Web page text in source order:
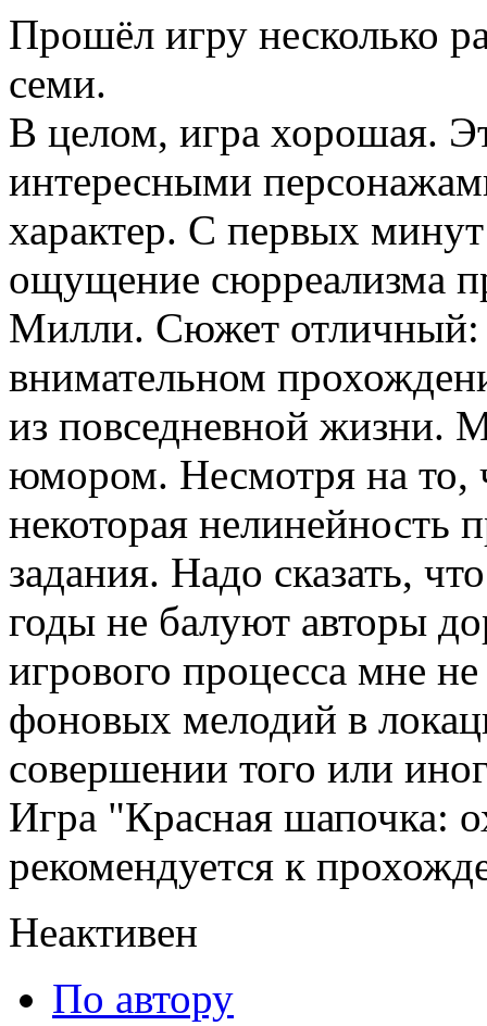
Прошёл игру несколько
семи.
В целом, игра хорошая.
интересными
характер. С первых
ощущение сюрреализма
Милли. Сюжет отличный:
внимательном
из повседневной жизни.
юмором. Несмотря на то,
некоторая нелинейность
задания. Надо сказать,
годы не балуют авторы
игрового процесса мне
фоновых мелодий в
совершении того или
Игра "Красная шапочка:
рекомендуется к
Неактивен
По автору